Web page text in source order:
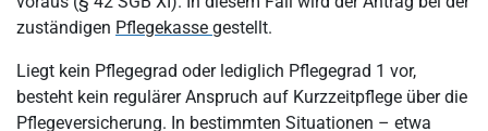
zuständigen Pflegekasse gestellt.
Liegt kein Pflegegrad oder lediglich Pflegegrad 1 vor,
besteht kein regulärer Anspruch auf Kurzzeitpflege über die
Pflegeversicherung. In bestimmten Situationen – etwa